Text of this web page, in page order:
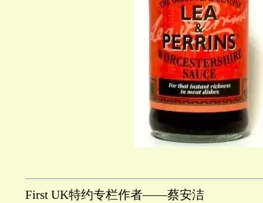
First UK特约专栏作者——蔡安洁